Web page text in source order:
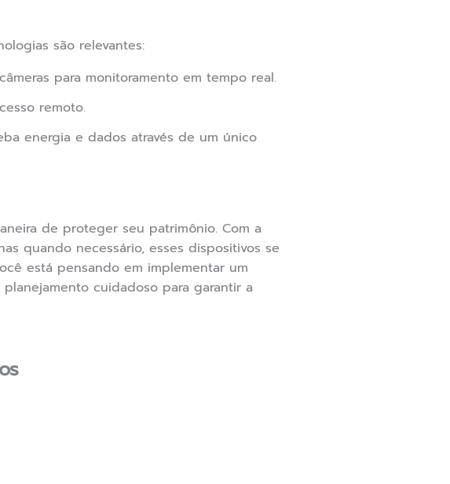
são relevantes:
para monitoramento em tempo real.
remoto.
energia e dados através de um único
de proteger seu patrimônio. Com a
quando necessário, esses dispositivos se
está pensando em implementar um
cuidadoso para garantir a